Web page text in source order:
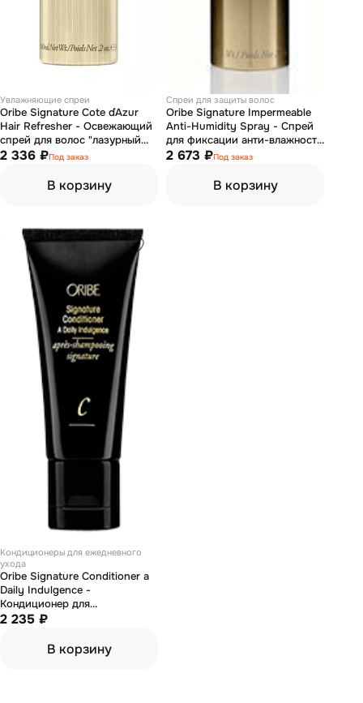
Увлажняющие спреи
Oribe Signature Cote d`Azur
Hair Refresher - Освежающий
спрей для волос "лазурный
берег" 80 мл
2 336 ₽Под заказ
В корзину
Спреи для защиты волос
Oribe Signature Impermeable
Anti-Humidity Spray - Спрей
для фиксации анти-влажность
"Лак-защита" 75 мл
2 673 ₽Под заказ
В корзину
Кондиционеры для ежедневного
ухода
Oribe Signature Conditioner a
Daily Indulgence -
Кондиционер для
ежедневного ухода
2 235 ₽
В корзину